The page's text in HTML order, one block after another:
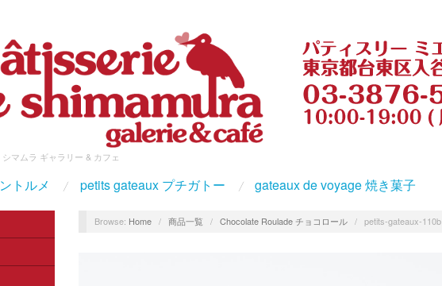
マムラ ギャラリー & カフェ
トルメ petits gateaux プチガトー gateaux de voyage 焼き菓子
Browse: Home / 商品一覧 / Chocolate Roulade チョコロール / petits-gateaux-110b